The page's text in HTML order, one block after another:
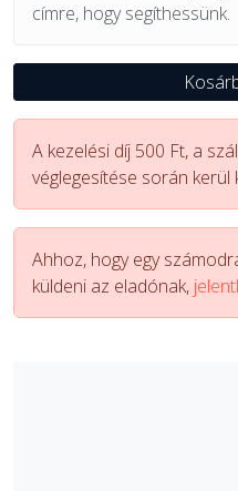
címre, hogy segíthessünk.
A kezelési díj 500 Ft, a
véglegesítése során kerül
Ahhoz, hogy egy
küldeni az eladónak,